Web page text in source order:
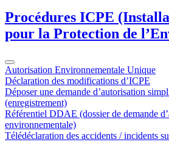
Procédures ICPE
pour la Protection de
Autorisation Environnementale Unique
Déclaration des modifications d’ICPE
Déposer une demande d’autorisation
(enregistrement)
Référentiel DDAE (dossier de demande
environnementale)
Télédéclaration des accidents / incidents